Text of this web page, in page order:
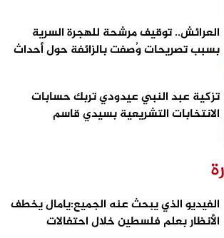
العرائش.. توقيف مرشحة للهجرة السرية
بسبب تصريحات وُصفت بالزائفة حول أحداث
تزكية عبد النبي عيدودي تربك حسابات
الانتخابات التشريعية بسيدي قاسم
الفيديو الذي يبحث عنه الجميع:يامال يخطف
الأنظار بعلم فلسطين خلال احتفالات